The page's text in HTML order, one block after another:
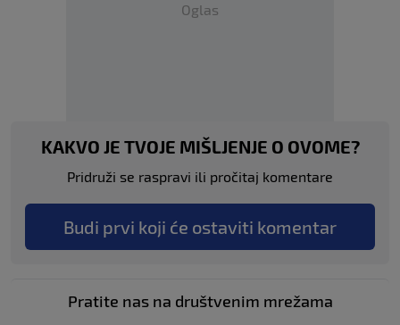
Oglas
KAKVO JE TVOJE MIŠLJENJE O OVOME?
Pridruži se raspravi ili pročitaj komentare
Budi prvi koji će ostaviti komentar
Pratite nas na društvenim mrežama